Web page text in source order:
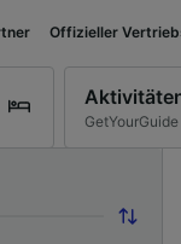
Vertriebspartner
GetYourGuide